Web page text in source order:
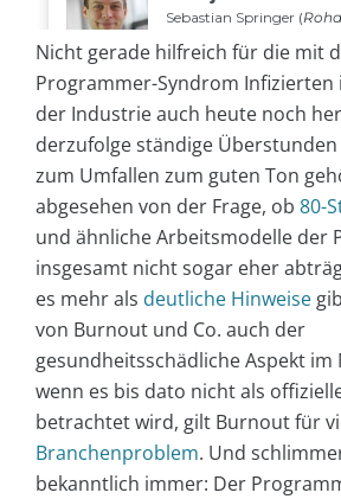
Nicht gerade hilfreich für die mit
Programmer-Syndrom Infizierten
der Industrie auch heute noch
derzufolge ständige
zum Umfallen zum guten Ton
abgesehen von der Frage, ob 80-
und ähnliche Arbeitsmodelle der
insgesamt nicht sogar eher
es mehr als deutliche Hinweise
von Burnout und Co. auch der
gesundheitsschädliche Aspekt
wenn es bis dato nicht als
betrachtet wird, gilt Burnout für
Branchenproblem. Und
bekanntlich immer: Der